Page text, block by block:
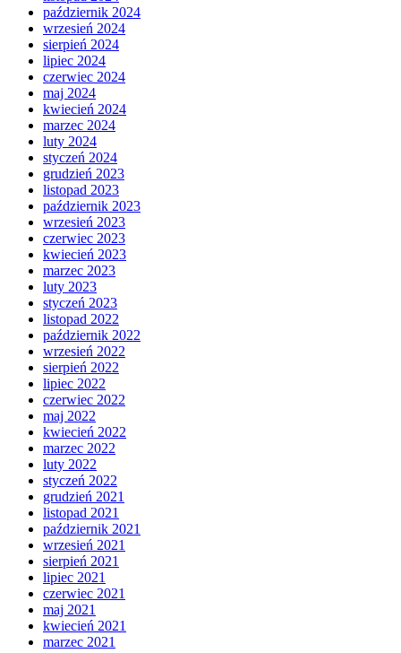
październik 2024
wrzesień 2024
sierpień 2024
lipiec 2024
czerwiec 2024
maj 2024
kwiecień 2024
marzec 2024
luty 2024
styczeń 2024
grudzień 2023
listopad 2023
październik 2023
wrzesień 2023
czerwiec 2023
kwiecień 2023
marzec 2023
luty 2023
styczeń 2023
listopad 2022
październik 2022
wrzesień 2022
sierpień 2022
lipiec 2022
czerwiec 2022
maj 2022
kwiecień 2022
marzec 2022
luty 2022
styczeń 2022
grudzień 2021
listopad 2021
październik 2021
wrzesień 2021
sierpień 2021
lipiec 2021
czerwiec 2021
maj 2021
kwiecień 2021
marzec 2021